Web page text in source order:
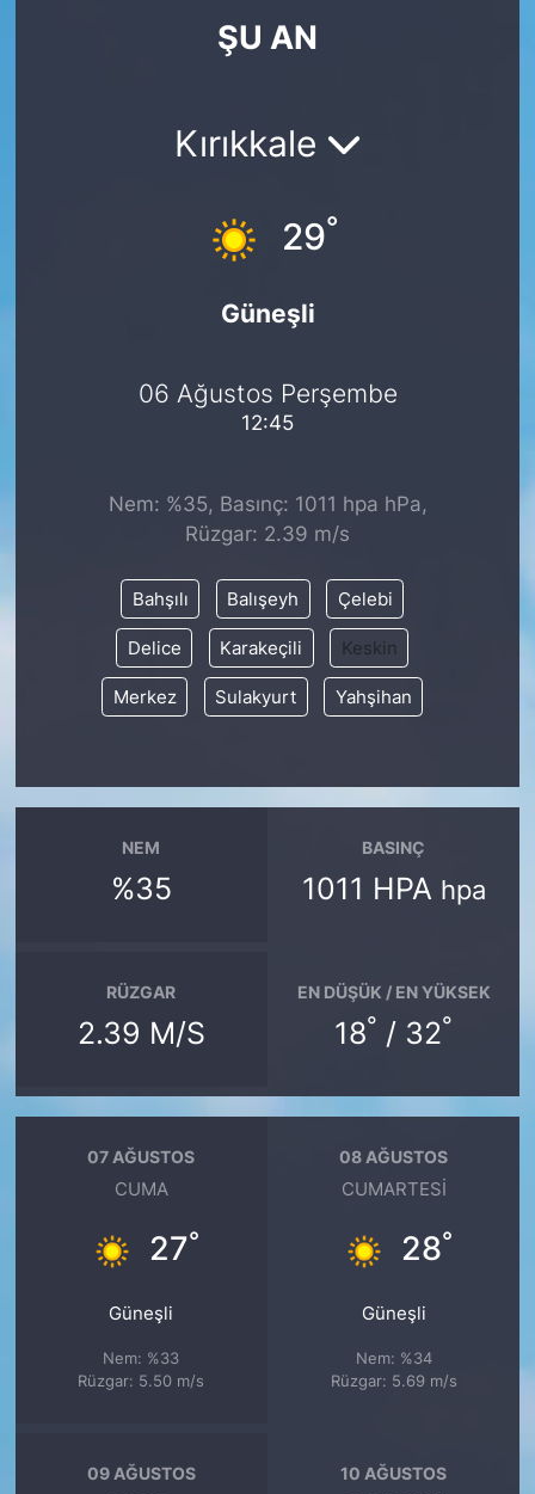
ŞU AN
Kırıkkale
29°
Güneşli
06 Ağustos Perşembe
12:45
Nem: %35, Basınç: 1011 hpa hPa,
Rüzgar: 2.39 m/s
Bahşılı Balışeyh Çelebi
Delice Karakeçili Keskin
Merkez Sulakyurt Yahşihan
NEM
%35
BASINÇ
1011 HPA hpa
RÜZGAR
2.39 M/S
EN DÜŞÜK / EN YÜKSEK
18° / 32°
07 AĞUSTOS
CUMA
27°
Güneşli
Nem: %33
Rüzgar: 5.50 m/s
08 AĞUSTOS
CUMARTESI
28°
Güneşli
Nem: %34
Rüzgar: 5.69 m/s
09 AĞUSTOS 10 AĞUSTOS
KÖŞE YAZILARI
SARIYER HABERLERİ
SİYASET
SON DAKİKA HABERİ
SPOR
VİDEO GALERİ